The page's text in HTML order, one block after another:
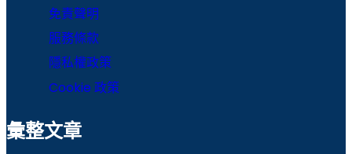
免責聲明
服務條款
隱私權政策
Cookie 政策
彙整文章